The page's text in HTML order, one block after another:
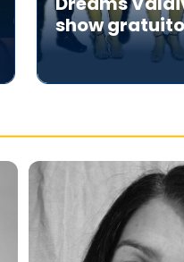
show gratuito